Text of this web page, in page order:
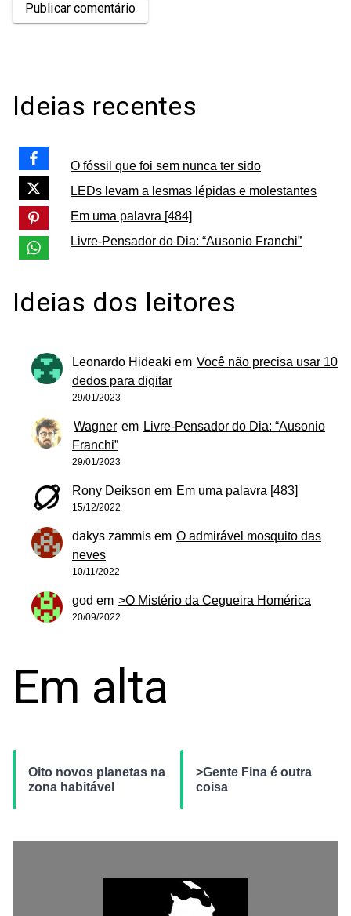
Publicar comentário
Ideias recentes
O fóssil que foi sem nunca ter sido
LEDs levam a lesmas lépidas e molestantes
Em uma palavra [484]
Livre-Pensador do Dia: “Ausonio Franchi”
Ideias dos leitores
Leonardo Hideaki em Você não precisa usar 10
dedos para digitar
29/01/2023
Wagner em Livre-Pensador do Dia: “Ausonio
Franchi”
29/01/2023
Rony Deikson em Em uma palavra [483]
15/12/2022
dakys zammis em O admirável mosquito das
neves
10/11/2022
god em >O Mistério da Cegueira Homérica
20/09/2022
Em alta
Oito novos planetas na
zona habitável
>Gente Fina é outra
coisa